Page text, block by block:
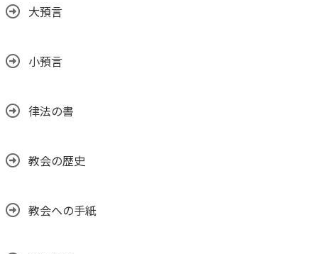
大預言
小預言
律法の書
教会の歴史
教会への手紙